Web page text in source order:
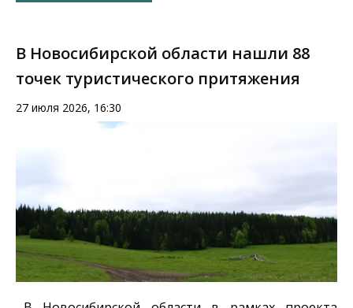
В Новосибирской области нашли 88
точек туристического притяжения
27 июля 2026, 16:30